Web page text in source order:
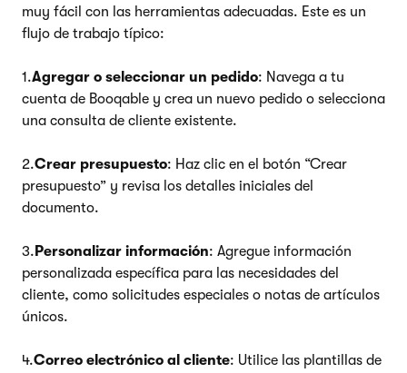
muy fácil con las herramientas adecuadas. Este es un
flujo de trabajo típico:
1.Agregar o seleccionar un pedido: Navega a tu
cuenta de Booqable y crea un nuevo pedido o selecciona
una consulta de cliente existente.
2.Crear presupuesto: Haz clic en el botón “Crear
presupuesto” y revisa los detalles iniciales del
documento.
3. Personalizar información: Agregue información
personalizada específica para las necesidades del
cliente, como solicitudes especiales o notas de artículos
únicos.
4.Correo electrónico al cliente: Utilice las plantillas de